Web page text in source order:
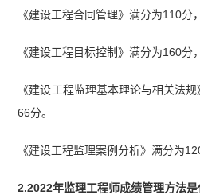
《建设工程合同管理》满分为110分
《建设工程目标控制》满分为160分
《建设工程监理基本理论与相关法
66分。
《建设工程监理案例分析》满分为
2.2022年监理工程师成绩管理方法是